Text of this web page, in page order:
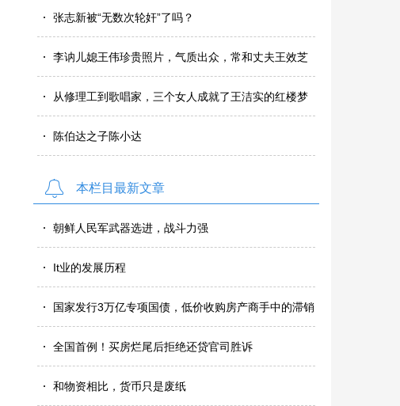
张志新被“无数次轮奸”了吗？
李讷儿媳王伟珍贵照片，气质出众，常和丈夫王效芝
回韶山
从修理工到歌唱家，三个女人成就了王洁实的红楼梦
插曲红豆曲
陈伯达之子陈小达
本栏目最新文章
朝鲜人民军武器选进，战斗力强
It业的发展历程
国家发行3万亿专项国债，低价收购房产商手中的滞销
房，烂尾楼，..
全国首例！买房烂尾后拒绝还贷官司胜诉
和物资相比，货币只是废纸